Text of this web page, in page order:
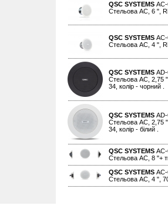
QSC SYSTEMS
Стельова АС, 6 ",
QSC SYSTEMS
Стельова АС, 4 ",
QSC SYSTEMS
Стельова АС, 2,75
34, колір - чорний .
QSC SYSTEMS AD-
Стельова АС, 2,75
34, колір - білий .
QSC SYSTEMS
Стельова АС, 8 "+
QSC SYSTEMS
Стельова АС, 4 ",